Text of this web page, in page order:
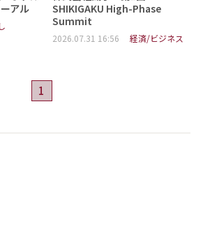
アル
SHIKIGAKU High-Phase
Summit
2026.07.31 16:56 経済/ビジネス
1